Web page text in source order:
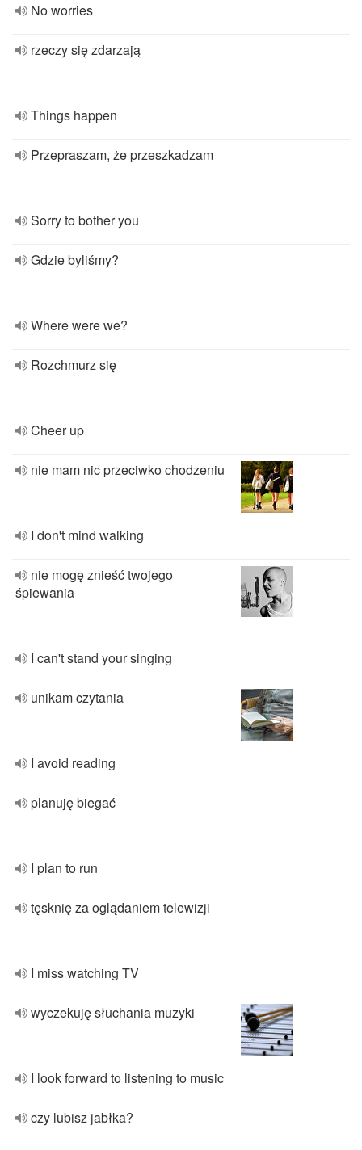
No worries
rzeczy się zdarzają
Things happen
Przepraszam, że przeszkadzam
Sorry to bother you
Gdzie byliśmy?
Where were we?
Rozchmurz się
Cheer up
nie mam nic przeciwko chodzeniu
I don't mind walking
nie mogę znieść twojego
śpiewania
I can't stand your singing
unikam czytania
I avoid reading
planuję biegać
I plan to run
tęsknię za oglądaniem telewizji
I miss watching TV
wyczekuję słuchania muzyki
I look forward to listening to music
czy lubisz jabłka?